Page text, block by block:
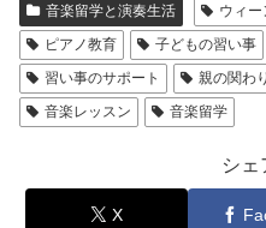
音楽留学と演奏生活 ウィ
ピアノ教育
子どもの習い事
習い事のサポート
親の関わ
音楽レッスン
音楽留学
シェ
X